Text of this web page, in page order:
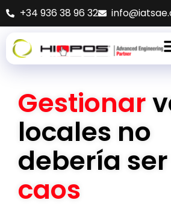
+34 936 38 96 32
Gestionar
locales no
debería
caos